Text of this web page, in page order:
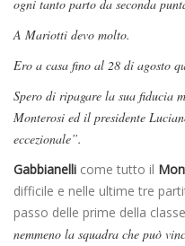
ogni tanto parto da seconda
A Mariotti devo molto.
Ero a casa fino al 28 di agosto
Spero di ripagare la sua fiducia
Monterosi ed il presidente
eccezionale”.
Gabbianelli come tutto il
difficile e nelle ultime tre
passo delle prime della
nemmeno la squadra che può